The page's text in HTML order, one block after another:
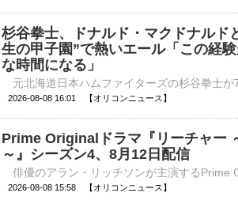
杉谷拳士、ドナルド・マクドナル
生の甲子園”で熱いエール「この経
な時間になる」
2026-08-08 16:01 【オリコンニュース】
Prime Originalドラマ『リーチャー
～』シーズン4、8月12日配信
2026-08-08 15:58 【オリコンニュース】